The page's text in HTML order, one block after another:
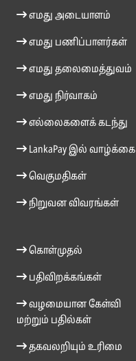
எமது அடையாளம்
எமது பணிப்பாளர்கள்
எமது தலைமைத்துவம்
எமது நிர்வாகம்
எல்லைகளைக் கடந்து
LankaPay இல் வாழ்க்கை
வெகுமதிகள்
நிறுவன விவரங்கள்
கொள்முதல்
பதிவிறக்கங்கள்
வழமையான கேள்வி
மற்றும் பதில்கள்
தகவலறியும் உரிமை